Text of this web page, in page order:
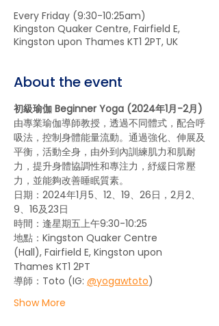
Every Friday (9:30-10:25am)
Kingston Quaker Centre, Fairfield E,
Kingston upon Thames KT1 2PT, UK
About the event
初級瑜伽 Beginner Yoga (2024年1月-2月)
由專業瑜伽導師教授，透過不同體式，配合呼
吸法，控制身體能量流動。通過強化、伸展及
平衡，活動全身，由外到內訓練肌力和肌耐
力，提升身體協調性和專注力，紓緩日常壓
力，並能夠改善睡眠質素。
日期：2024年1月5、12、19、26日，2月2、
9、16及23日
時間：逢星期五上午9:30-10:25
地點：Kingston Quaker Centre
(Hall), Fairfield E, Kingston upon
Thames KT1 2PT
導師：Toto (IG: @yogawtoto)
Show More